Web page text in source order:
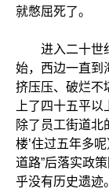
就憋屈死了。
进入二十世纪
始，西边一直到
挤压压、破烂不
上了四十五平
除了员工街道北
楼’住过五年多呢
道路”后落实政
乎没有历史遗迹